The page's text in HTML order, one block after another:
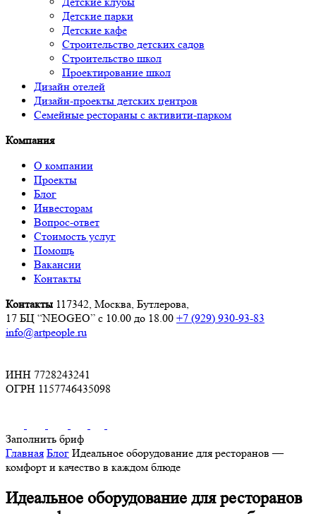
Детские парки
Детские кафе
Строительство детских садов
Строительство школ
Проектирование школ
Дизайн отелей
Дизайн-проекты детских центров
Семейные рестораны с активити-парком
Компания
О компании
Проекты
Блог
Инвесторам
Вопрос-ответ
Стоимость услуг
Помощь
Вакансии
Контакты
Контакты 117342, Москва, Бутлерова,
17 БЦ “NEOGEO” с 10.00 до 18.00 +7 (929) 930-93-83
info@artpeople.ru
ИНН 7728243241
ОГРН 1157746435098
Заполнить бриф
Главная Блог Идеальное оборудование для ресторанов —
комфорт и качество в каждом блюде
Идеальное оборудование для ресторанов